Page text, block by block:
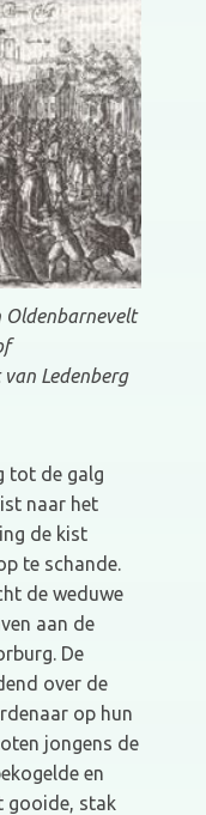
Ledenberg
tot de galg
naar het
de kist
te schande.
de weduwe
aan de
De
over de
op hun
jongens de
en
gooide, stak